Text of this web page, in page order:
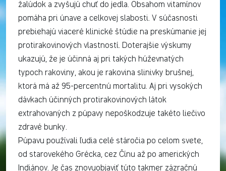
žalúdok a zvyšujú chuť do jedla. Obsahom vitamínov
pomáha pri únave a celkovej slabosti. V súčasnosti
prebiehajú viaceré klinické štúdie na preskúmanie jej
protirakovinových vlastností. Doterajšie výskumy
ukazujú, že je účinná aj pri takých húževnatých
typoch rakoviny, akou je rakovina slinivky brušnej,
ktorá má až 95-percentnú mortalitu. Aj pri vysokých
dávkach účinných protirakovinových látok
extrahovaných z púpavy nepoškodzuje takéto liečivo
zdravé bunky.
Púpavu používali ľudia celé stáročia po celom svete,
od starovekého Grécka, cez Čínu až po amerických
Indiánov. Je čas znovuobjaviť túto takmer zázračnú